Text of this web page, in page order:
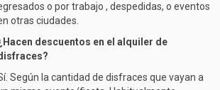
o por trabajo , despedidas, o eventos
otras ciudades.
descuentos en el alquiler de
Según la cantidad de disfraces que vayan a